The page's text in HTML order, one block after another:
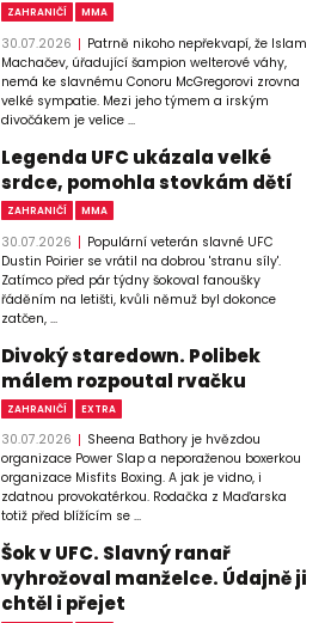
ZAHRANIČÍ MMA
30.07.2026
Patrně nikoho nepřekvapí, že Islam
Machačev, úřadující šampion welterové váhy,
nemá ke slavnému Conoru McGregorovi zrovna
velké sympatie. Mezi jeho týmem a irským
divočákem je velice ...
Legenda UFC ukázala velké
srdce, pomohla stovkám dětí
ZAHRANIČÍ MMA
30.07.2026
Populární veterán slavné UFC
Dustin Poirier se vrátil na dobrou 'stranu síly'.
Zatímco před pár týdny šokoval fanoušky
řáděním na letišti, kvůli němuž byl dokonce
zatčen, ...
Divoký staredown. Polibek
málem rozpoutal rvačku
ZAHRANIČÍ EXTRA
30.07.2026
Sheena Bathory je hvězdou
organizace Power Slap a neporaženou boxerkou
organizace Misfits Boxing. A jak je vidno, i
zdatnou provokatérkou. Rodačka z Maďarska
totiž před blížícím se ...
Šok v UFC. Slavný ranař
vyhrožoval manželce. Údajně ji
chtěl i přejet